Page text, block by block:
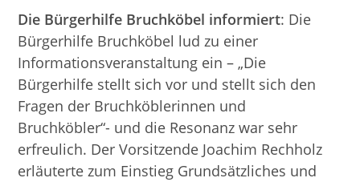
Die Bürgerhilfe Bruchköbel informiert: Die
Bürgerhilfe Bruchköbel lud zu einer
Informationsveranstaltung ein – „Die
Bürgerhilfe stellt sich vor und stellt sich den
Fragen der Bruchköblerinnen und
Bruchköbler“- und die Resonanz war sehr
erfreulich. Der Vorsitzende Joachim Rechholz
erläuterte zum Einstieg Grundsätzliches und